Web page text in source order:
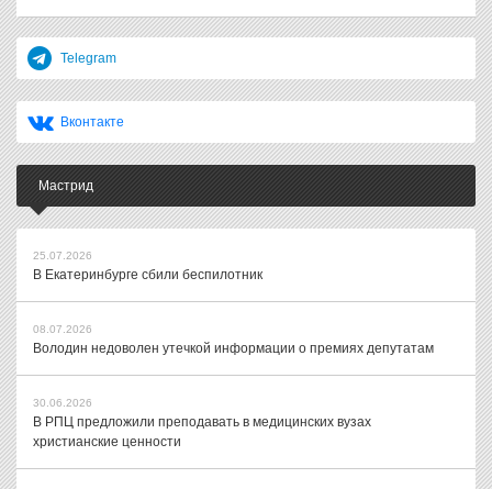
Telegram
Вконтакте
Мастрид
25.07.2026
В Екатеринбурге сбили беспилотник
08.07.2026
Володин недоволен утечкой информации о премиях депутатам
30.06.2026
В РПЦ предложили преподавать в медицинских вузах
христианские ценности